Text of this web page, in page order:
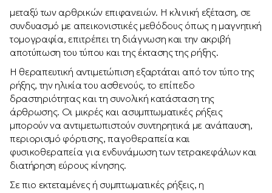
μεταξύ των αρθρικών επιφανειών. Η κλινική εξέταση, σε
συνδυασμό με απεικονιστικές μεθόδους όπως η μαγνητική
τομογραφία, επιτρέπει τη διάγνωση και την ακριβή
αποτύπωση του τύπου και της έκτασης της ρήξης.
Η θεραπευτική αντιμετώπιση εξαρτάται από τον τύπο της
ρήξης, την ηλικία του ασθενούς, το επίπεδο
δραστηριότητας και τη συνολική κατάσταση της
άρθρωσης. Οι μικρές και ασυμπτωματικές ρήξεις
μπορούν να αντιμετωπιστούν συντηρητικά με ανάπαυση,
περιορισμό φόρτισης, παγοθεραπεία και
φυσικοθεραπεία για ενδυνάμωση των τετρακεφάλων και
διατήρηση εύρους κίνησης.
Σε πιο εκτεταμένες ή συμπτωματικές ρήξεις, η